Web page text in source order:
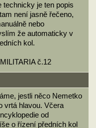
technicky je ten popis
není jasně řečeno,
nebo
že automaticky v
kol.
č.12
jestli něco Nemetko
vrtá hlavou. Včera
od
o řízení předních kol